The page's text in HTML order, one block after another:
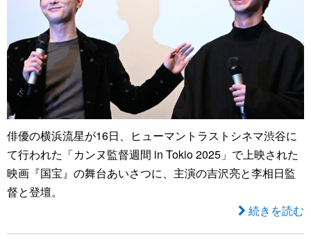
俳優の横浜流星が16日、ヒューマントラストシネマ渋谷に
て行われた「カンヌ監督週間 in Tokio 2025」で上映された
映画『国宝』の舞台あいさつに、主演の吉沢亮と李相日監
督と登壇。
続きを読む